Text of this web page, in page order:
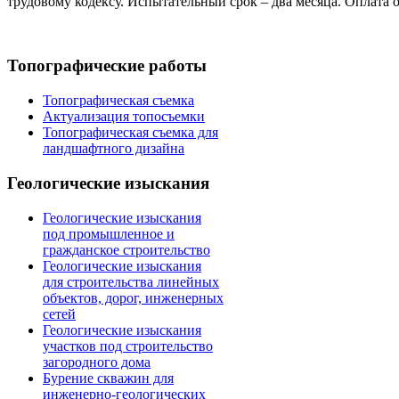
Топографические работы
Топографическая съемка
Актуализация топосъемки
Топографическая съемка для
ландшафтного дизайна
Геологические изыскания
Геологические изыскания
под промышленное и
гражданское строительство
Геологические изыскания
для строительства линейных
объектов, дорог, инженерных
сетей
Геологические изыскания
участков под строительство
загородного дома
Бурение скважин для
инженерно-геологических